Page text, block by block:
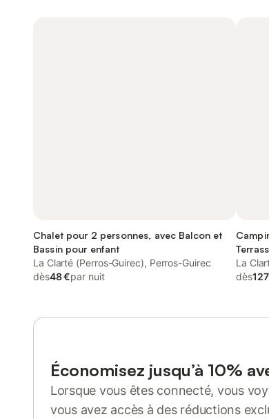
Chalet pour 2 personnes, avec Balcon et
Bassin pour enfant
La Clarté (Perros-Guirec), Perros-Guirec
dès48 €par nuit
La
dès
Économisez jusqu’à 10%
Lorsque vous êtes connecté, vous
vous avez accès à des réductions